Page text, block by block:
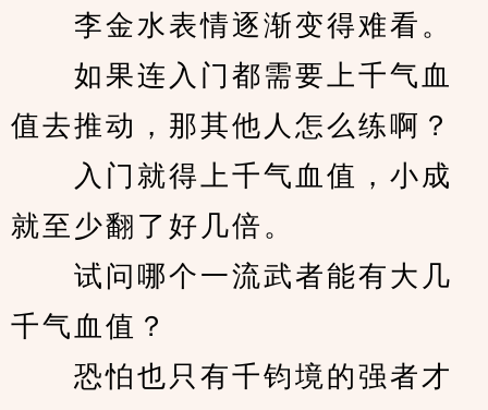
李金水表情逐渐变得难看。
如果连入门都需要上千气血
值去推动，那其他人怎么练啊？
入门就得上千气血值，小成
就至少翻了好几倍。
试问哪个一流武者能有大几
千气血值？
恐怕也只有千钧境的强者才